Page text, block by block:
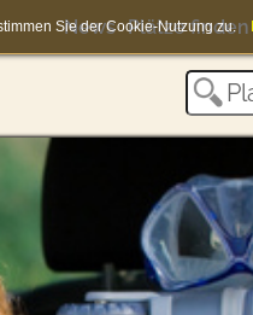
News Plätze finden
Sie der Cookie-Nutzung zu.